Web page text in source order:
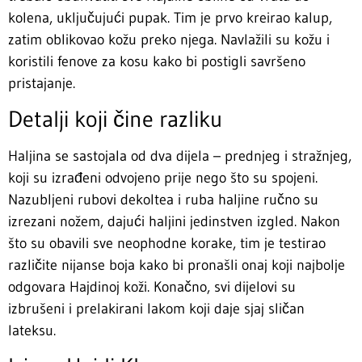
kolena, uključujući pupak. Tim je prvo kreirao kalup,
zatim oblikovao kožu preko njega. Navlažili su kožu i
koristili fenove za kosu kako bi postigli savršeno
pristajanje.
Detalji koji čine razliku
Haljina se sastojala od dva dijela – prednjeg i stražnjeg,
koji su izrađeni odvojeno prije nego što su spojeni.
Nazubljeni rubovi dekoltea i ruba haljine ručno su
izrezani nožem, dajući haljini jedinstven izgled. Nakon
što su obavili sve neophodne korake, tim je testirao
različite nijanse boja kako bi pronašli onaj koji najbolje
odgovara Hajdinoj koži. Konačno, svi dijelovi su
izbrušeni i prelakirani lakom koji daje sjaj sličan
lateksu.